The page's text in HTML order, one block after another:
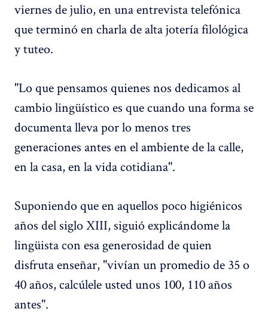
viernes de julio, en una entrevista telefónica
que terminó en charla de alta jotería filológica
y tuteo.
"Lo que pensamos quienes nos dedicamos al
cambio lingüístico es que cuando una forma se
documenta lleva por lo menos tres
generaciones antes en el ambiente de la calle,
en la casa, en la vida cotidiana".
Suponiendo que en aquellos poco higiénicos
años del siglo XIII, siguió explicándome la
lingüista con esa generosidad de quien
disfruta enseñar, "vivían un promedio de 35 o
40 años, calcúlele usted unos 100, 110 años
antes".